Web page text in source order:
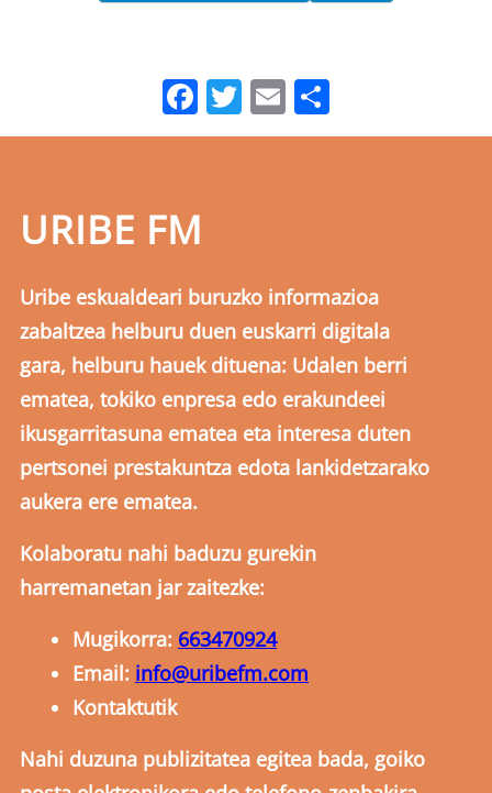
Facebook
Twitter
Email
URIBE FM
Uribe eskualdeari buruzko informazioa
zabaltzea helburu duen euskarri digitala
gara, helburu hauek dituena: Udalen berri
ematea, tokiko enpresa edo erakundeei
ikusgarritasuna ematea eta interesa duten
pertsonei prestakuntza edota lankidetzarako
aukera ere ematea.
Kolaboratu nahi baduzu gurekin
harremanetan jar zaitezke:
Mugikorra: 663470924
Email: info@uribefm.com
Kontaktutik
Nahi duzuna publizitatea egitea bada, goiko